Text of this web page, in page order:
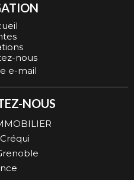
nous
e-mail
NOUS